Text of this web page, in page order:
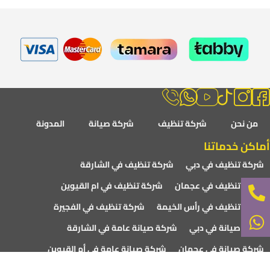
من نحن شركة تنظيف شركة صيانة المدونة
أماكن خدماتنا
شركة تنظيف في دبي
شركة تنظيف في الشارقة
شركة تنظيف في عجمان
شركة تنظيف في ام القيوين
شركة تنظيف في رأس الخيمة
شركة تنظيف في الفجيرة
شركة صيانة في دبي
شركة صيانة عامة في الشارقة
شركة صيانة في عجمان
شركة صيانة عامة في أم القيوين